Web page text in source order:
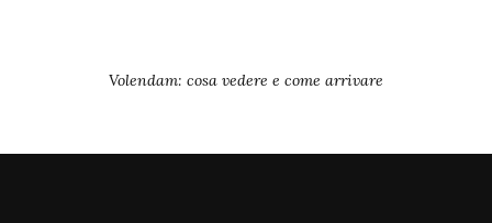
Volendam: cosa vedere e come arrivare